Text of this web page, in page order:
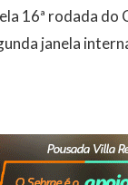
16ª rodada
janela